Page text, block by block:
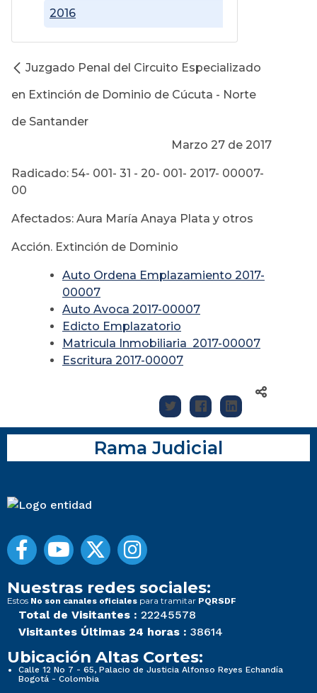
2016
Juzgado Penal del Circuito Especializado
en Extinción de Dominio de Cúcuta - Norte
de Santander
Marzo 27 de 2017
Radicado: 54- 001- 31 - 20- 001- 2017- 00007-
00
Afectados: Aura María Anaya Plata y otros
Acción. Extinción de Dominio
Auto Ordena Emplazamiento 2017-
00007
Auto Avoca 2017-00007
Edicto Emplazatorio
Matricula Inmobiliaria 2017-00007
Escritura 2017-00007
Rama Judicial
Nuestras redes sociales:
Estos No son canales oficiales para tramitar PQRSDF
Total de Visitantes : 22245578
Visitantes Últimas 24 horas : 38614
Ubicación Altas Cortes:
Calle 12 No 7 - 65, Palacio de Justicia Alfonso Reyes Echandía
Bogotá - Colombia